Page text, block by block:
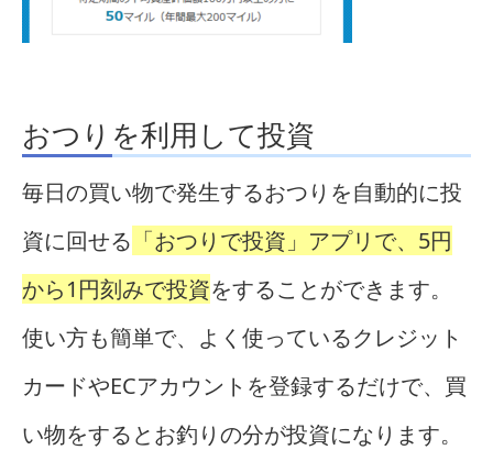
おつりを利用して投資
毎日の買い物で発生するおつりを自動的に投
資に回せる 「おつりで投資」アプリで、5円
から1円刻みで投資をすることができます。
使い方も簡単で、よく使っているクレジット
カードやECアカウントを登録するだけで、買
い物をするとお釣りの分が投資になります。